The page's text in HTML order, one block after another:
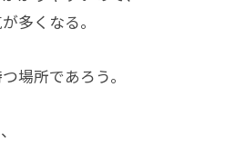
多くなる。
場所であろう。